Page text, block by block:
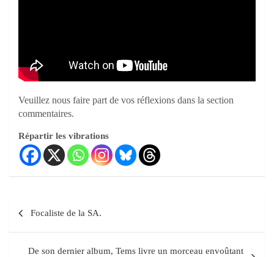
Veuillez nous faire part de vos réflexions dans la section
commentaires.
Répartir les vibrations
Focaliste de la SA.
De son dernier album, Tems livre un morceau envoûtant